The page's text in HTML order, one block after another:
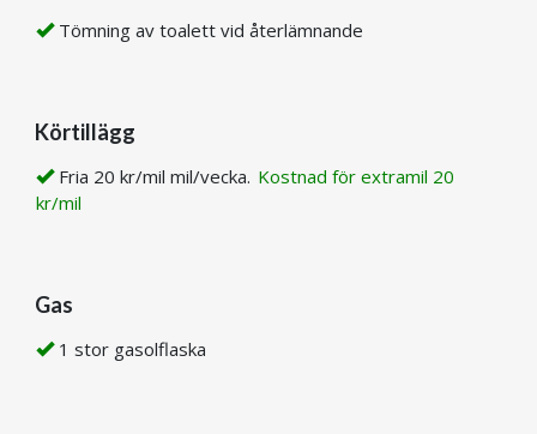
Tömning av toalett vid återlämnande
Körtillägg
Fria 20 kr/mil mil/vecka. Kostnad för extramil 20
kr/mil
Gas
1 stor gasolflaska